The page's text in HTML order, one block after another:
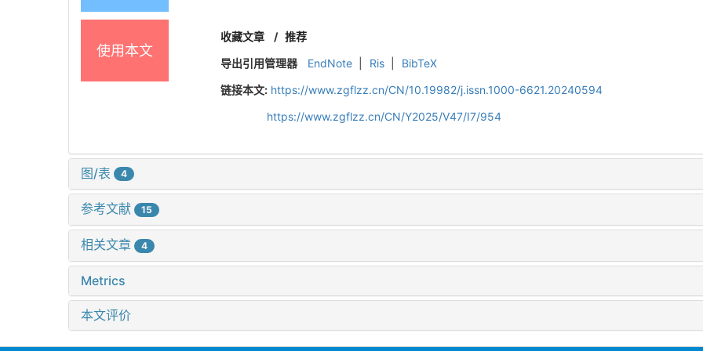
使用本文
收藏文章 / 推荐
导出引用管理器
EndNote Ris
BibTeX
链接本文: https://www.zgflzz.cn/CN/10.19982/j.issn.1000-6621.20240594
https://www.zgflzz.cn/CN/Y2025/V47/I7/954
图/表 4
参考文献 15
相关文章 4
Metrics
本文评价